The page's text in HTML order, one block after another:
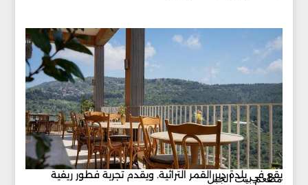
مطعم بيت الجبل
يقع في بلدة دير القمر التراثية. ويقدم تجربة فطور ريفية